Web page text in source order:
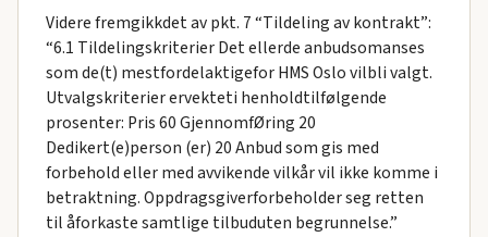
Videre fremgikkdet av pkt. 7 “Tildeling av kontrakt”:
“6.1 Tildelingskriterier Det ellerde anbudsomanses
som de(t) mestfordelaktigefor HMS Oslo vilbli valgt.
Utvalgskriterier ervekteti henholdtilfølgende
prosenter: Pris 60 GjennomfØring 20
Dedikert(e)person (er) 20 Anbud som gis med
forbehold eller med avvikende vilkår vil ikke komme i
betraktning. Oppdragsgiverforbeholder seg retten
til åforkaste samtlige tilbuduten begrunnelse.”